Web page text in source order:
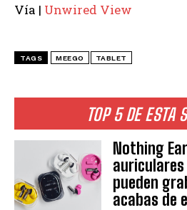
TOP 5 DE ESTA
Nothing
auriculares
pueden
acabas de
Vía | Unwired View
TAGS MEEGO TABLET